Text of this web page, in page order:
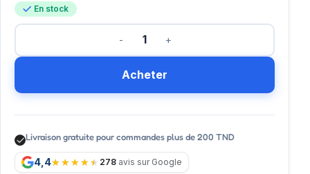
En stock
Acheter
Livraison gratuite pour commandes plus de 200 TND
4,4 278 avis sur Google